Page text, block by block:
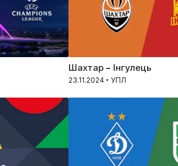
Шахтар – Інгулець
23.11.2024 • УПЛ